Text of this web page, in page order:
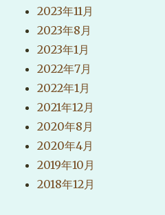
2023年11月
2023年8月
2023年1月
2022年7月
2022年1月
2021年12月
2020年8月
2020年4月
2019年10月
2018年12月